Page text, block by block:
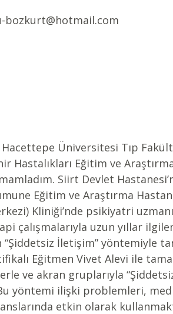
bozkurt@hotmail.com
Üniversitesi Tıp
Hastalıkları Eğitim ve
Siirt Devlet
Eğitim ve Araştırma
Kliniği’nde psikiyatri
çalışmalarıyla uzun yıllar
“Şiddetsiz İletişim” yöntemiyle
Eğitmen Vivet Alevi ile
ve akran gruplarıyla
yöntemi ilişki problemleri,
etkin olarak